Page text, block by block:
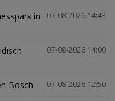
07-08-2026 14:43
in
07-08-2026 14:00
07-08-2026 12:50
Bosch